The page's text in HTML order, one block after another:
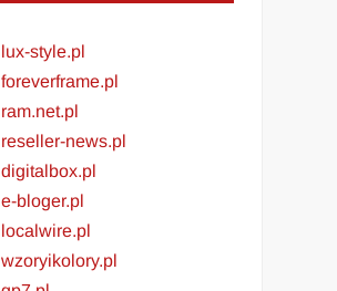
lux-style.pl
foreverframe.pl
ram.net.pl
reseller-news.pl
digitalbox.pl
e-bloger.pl
localwire.pl
wzoryikolory.pl